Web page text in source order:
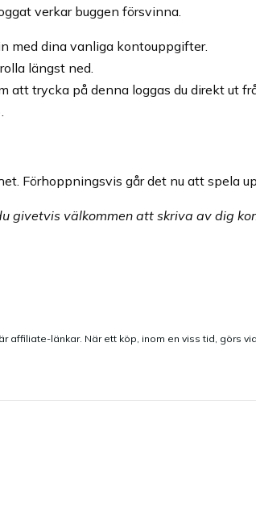
verkar buggen försvinna.
med dina vanliga kontouppgifter.
längst ned.
att trycka på denna loggas du direkt ut
Förhoppningsvis går det nu att spela
givetvis välkommen att skriva av dig
länkar. När ett köp, inom en viss tid, görs